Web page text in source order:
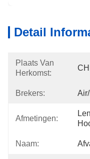
Detail
Plaats Van
Herkomst:
Brekers:
Afmetingen:
Naam: